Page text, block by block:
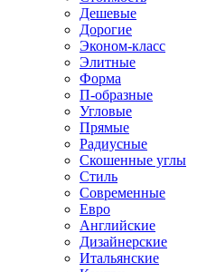
Дешевые
Дорогие
Эконом-класс
Элитные
Форма
П-образные
Угловые
Прямые
Радиусные
Скошенные углы
Стиль
Современные
Евро
Английские
Дизайнерские
Итальянские